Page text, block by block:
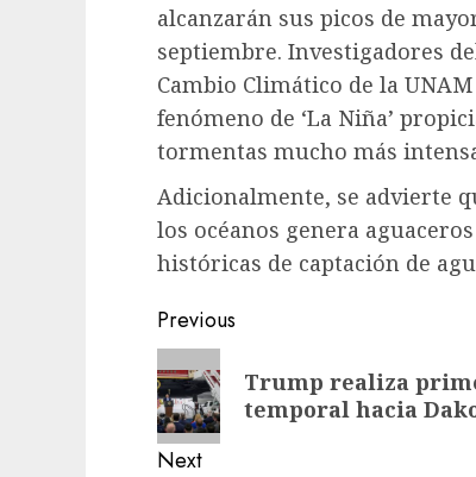
alcanzarán sus picos de
septiembre. Investigadores
Cambio Climático de la
fenómeno de ‘La Niña’
tormentas mucho más
Adicionalmente, se advierte
los océanos genera
históricas de captación de
Previous
Trump realiza
temporal hacia
Next